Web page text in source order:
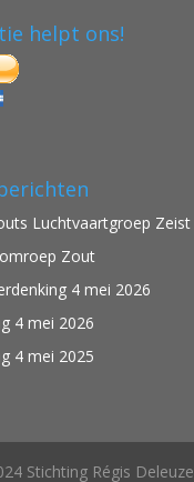
helpt ons!
Luchtvaartgroep Zeist
Zout
4 mei 2026
4 mei 2026
4 mei 2025
Stichting Régis Deleuze